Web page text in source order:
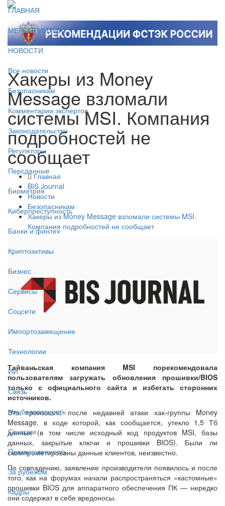
ГЛАВНАЯ
МЕРОПРИЯТИЯ
НОВОСТИ
Все новости
Безопасникам
Комментарии экспертов
Законодательство
Регуляторы
Персданные
Биометрия
Киберпреступность
Банки и финтех
Криптоактивы
Бизнес
Сервисы
Соцсети
Импортозамещение
Технологии
ИИ
Связь
Нацбезопасность
Санкции
Промышленность
За рубежом
Кадры
Хакеры из Money
Message взломали
системы MSI. Компания
подробностей не
сообщает
Главная
BIS Journal
Новости
Безопасникам
Хакеры из Money Message взломали системы MSI.
Компания подробностей не сообщает
Тайваньская компания MSI порекомендовала
пользователям загружать обновления прошивки/BIOS
только с официального сайта и избегать сторонних
источников.
Это произошло после недавней атаки хак-группы Money
Message, в ходе которой, как сообщается, утекло 1,5 Тб
данных (в том числе исходный код продуктов MSI, базы
данных, закрытые ключи и прошивки BIOS). Были ли
скомпрометированы данные клиентов, неизвестно.
По совпадению, заявление производителя появилось и после
того, как на форумах начали распространяться «кастомные»
прошивки BIOS для аппаратного обеспечения ПК — нередко
они содержат в себе вредоносы.